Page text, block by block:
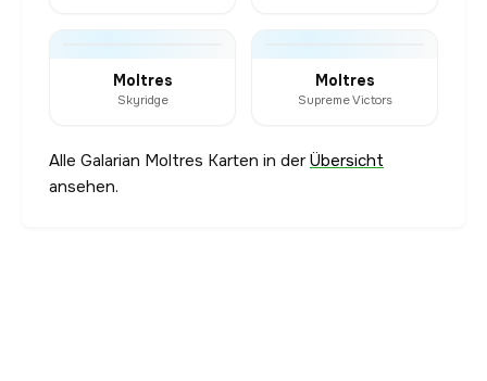
Moltres
Skyridge
Moltres
Supreme Victors
Alle Galarian Moltres Karten in derÜbersicht
ansehen.